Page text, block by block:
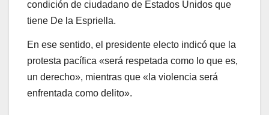
condición de ciudadano de Estados Unidos que
tiene De la Espriella.
En ese sentido, el presidente electo indicó que la
protesta pacífica «será respetada como lo que es,
un derecho», mientras que «la violencia será
enfrentada como delito».